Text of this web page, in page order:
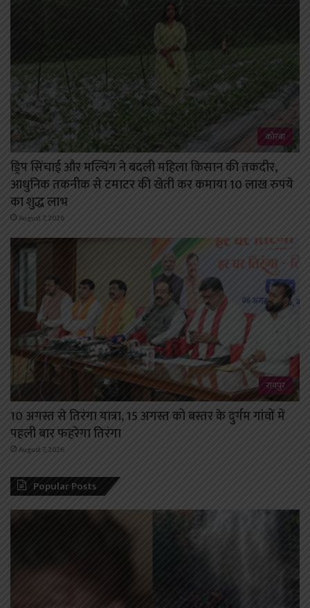
कोरबा
ड्रिप सिंचाई और मल्चिंग ने बदली महिला किसान की तकदीर,
आधुनिक तकनीक से टमाटर की खेती कर कमाया 10 लाख रुपये
का शुद्ध लाभ
August 7, 2026
रायपुर
10 अगस्त से तिरंगा यात्रा, 15 अगस्त को बस्तर के दुर्गम गांवों में
पहली बार फहरेगा तिरंगा
August 7, 2026
Popular Posts